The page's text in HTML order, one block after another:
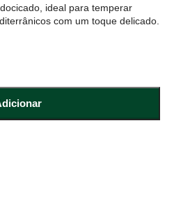
ideal para temperar
com um toque delicado.